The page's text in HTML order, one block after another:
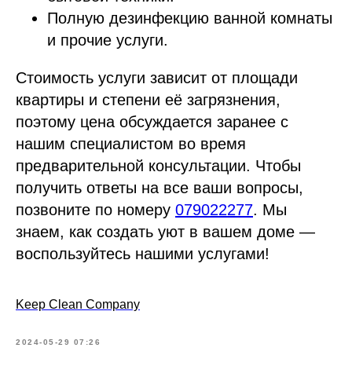
Полную дезинфекцию ванной комнаты
и прочие услуги.
Стоимость услуги зависит от площади
квартиры и степени её загрязнения,
поэтому цена обсуждается заранее с
нашим специалистом во время
предварительной консультации. Чтобы
получить ответы на все ваши вопросы,
позвоните по номеру 079022277. Мы
знаем, как создать уют в вашем доме —
воспользуйтесь нашими услугами!
Keep Clean Company
2024-05-29 07:26